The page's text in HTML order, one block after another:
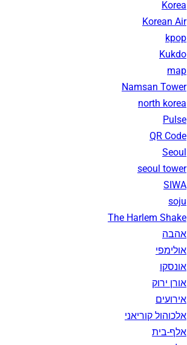
Korea
Korean Air
kpop
Kukdo
map
Namsan Tower
north korea
Pulse
QR Code
Seoul
seoul tower
SIWA
soju
The Harlem Shake
אהבה
אולימפי
אונסקו
אורן ירוק
אירועים
אלכוהול קוריאני
אלף-בית